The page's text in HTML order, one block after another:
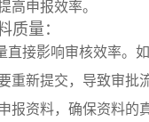
高申报效率。
质量：
直接影响审核效率。
重新提交，导致审批
报资料，确保资料的